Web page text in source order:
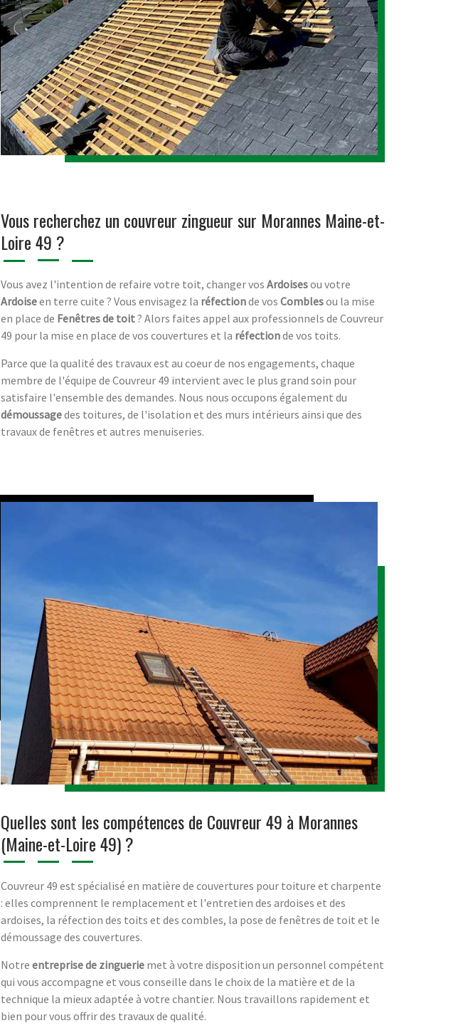
Vous recherchez un couvreur zingueur sur Morannes Maine-et-
Loire 49 ?
Vous avez l'intention de refaire votre toit, changer vos Ardoisesou votre
Ardoiseen terre cuite ? Vous envisagez la réfectionde vos Comblesou la mise
en place de Fenêtres de toit? Alors faites appel aux professionnels de Couvreur
49 pour la mise en place de vos couvertures et la réfectionde vos toits.
Parce que la qualité des travaux est au coeur de nos engagements, chaque
membre de l'équipe de Couvreur 49 intervient avec le plus grand soin pour
satisfaire l'ensemble des demandes. Nous nous occupons également du
démoussagedes toitures, de l'isolation et des murs intérieurs ainsi que des
travaux de fenêtres et autres menuiseries.
Quelles sont les compétences de Couvreur 49 à Morannes
(Maine-et-Loire 49) ?
Couvreur 49 est spécialisé en matière de couvertures pour toiture et charpente
: elles comprennent le remplacement et l'entretien des ardoises et des
ardoises, la réfection des toits et des combles, la pose de fenêtres de toit et le
démoussage des couvertures.
Notre entreprise de zinguerie met à votre disposition un personnel compétent
qui vous accompagne et vous conseille dans le choix de la matière et de la
technique la mieux adaptée à votre chantier. Nous travaillons rapidement et
bien pour vous offrir des travaux de qualité.